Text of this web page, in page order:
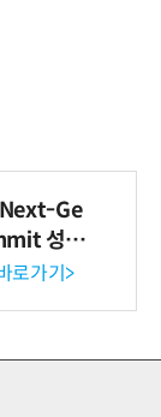
Ge
성황
로가기>